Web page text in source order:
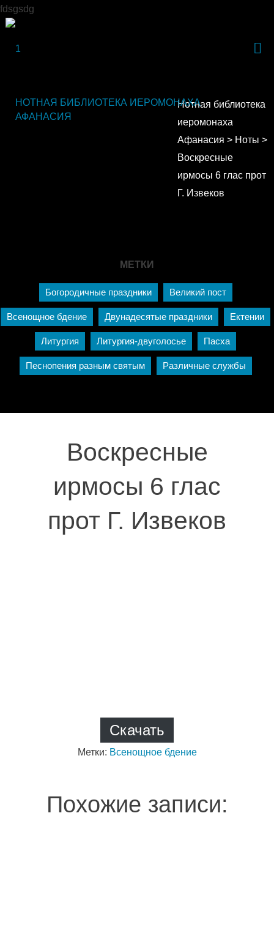
fdsgsdg
НОТНАЯ БИБЛИОТЕКА ИЕРОМОНАХА
АФАНАСИЯ
Нотная библиотека
иеромонаха
Афанасия > Ноты >
Воскресные
ирмосы 6 глас прот
Г. Извеков
МЕТКИ
Богородичные праздники Великий пост
Всенощное бдение Двунадесятые праздники Ектении
Литургия Литургия-двуголосье Пасха
Песнопения разным святым Различные службы
Воскресные
ирмосы 6 глас
прот Г. Извеков
Скачать
Метки: Всенощное бдение
Похожие записи: